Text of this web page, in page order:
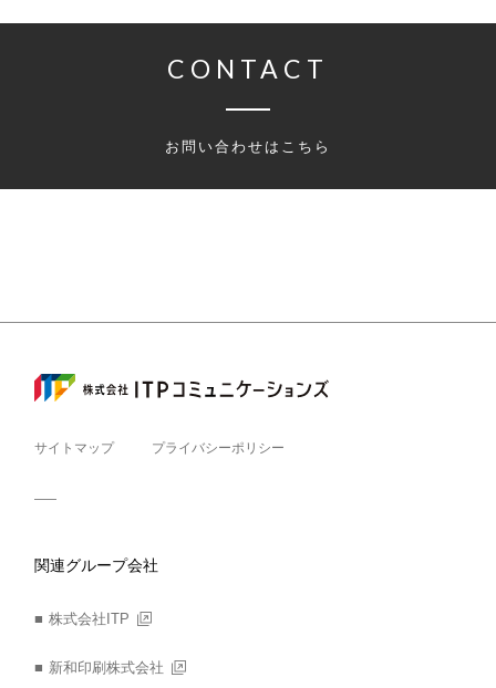
CONTACT
お問い合わせはこちら
サイトマップ プライバシーポリシー
関連グループ会社
株式会社ITP
新和印刷株式会社